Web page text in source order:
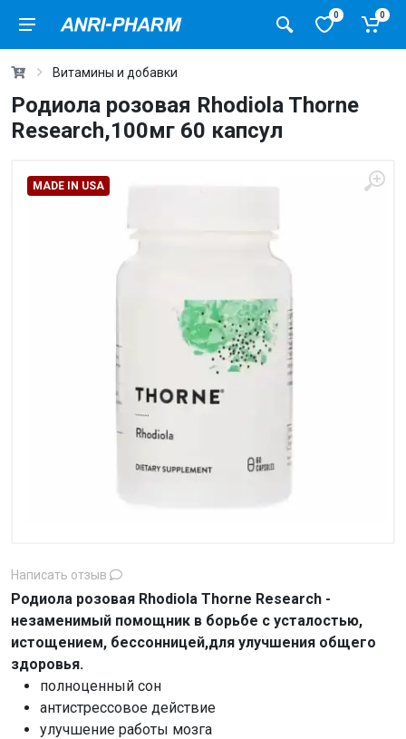
0 0
Витамины и добавки
Родиола розовая Rhodiola Thorne
Research,100мг 60 капсул
MADE IN USA
Написать отзыв
Родиола розовая Rhodiola Thorne Research -
незаменимый помощник в борьбе с усталостью,
истощением, бессонницей,для улучшения общего
здоровья.
полноценный сон
антистрессовое действие
улучшение работы мозга